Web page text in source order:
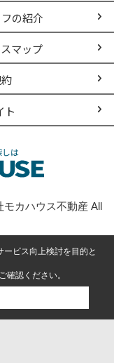
の紹介
マップ
ト
カハウス不動産 All
ビス向上検討を目的と
確認ください。